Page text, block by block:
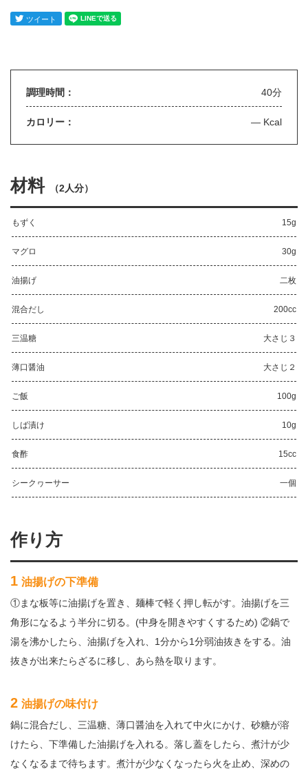
調理時間： 40分
カロリー： — Kcal
材料 （2人分）
もずく 15g
マグロ 30g
油揚げ 二枚
混合だし 200cc
三温糖 大さじ３
薄口醤油 大さじ２
ご飯 100g
しば漬け 10g
食酢 15cc
シークヮーサー 一個
作り方
1 油揚げの下準備
①まな板等に油揚げを置き、麺棒で軽く押し転がす。油揚げを三
角形になるよう半分に切る。(中身を開きやすくするため) ②鍋で
湯を沸かしたら、油揚げを入れ、1分から1分弱油抜きをする。油
抜きが出来たらざるに移し、あら熱を取ります。
2 油揚げの味付け
鍋に混合だし、三温糖、薄口醤油を入れて中火にかけ、砂糖が溶
けたら、下準備した油揚げを入れる。落し蓋をしたら、煮汁が少
なくなるまで待ちます。煮汁が少なくなったら火を止め、深めの